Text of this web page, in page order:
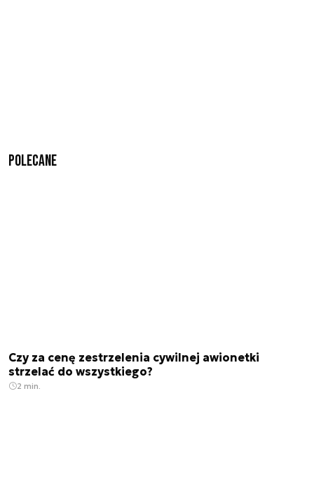
Polecane
Czy za cenę zestrzelenia cywilnej awionetki
strzelać do wszystkiego?
2 min.